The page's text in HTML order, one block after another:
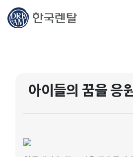
아이들의 꿈을 응